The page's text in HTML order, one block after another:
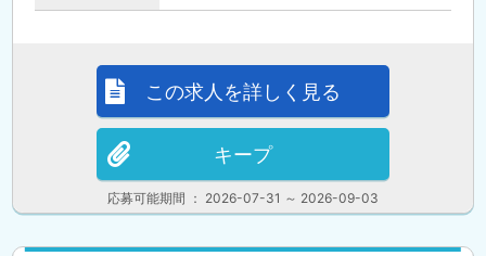
応募可能期間 ： 2026-07-31 ～ 2026-09-03
この求人を詳しく見る
キープ